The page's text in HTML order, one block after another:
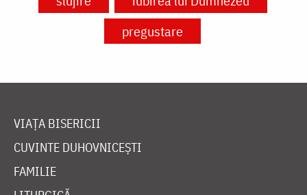
pregustare
VIAȚA BISERICII
CUVINTE DUHOVNICEȘTI
FAMILIE